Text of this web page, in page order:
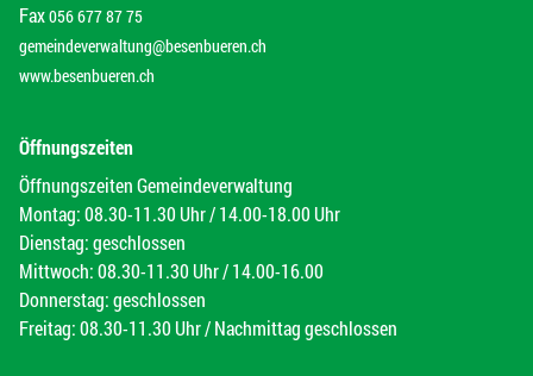
Fax056 677 87 75
gemeindeverwaltung@besenbueren.ch
www.besenbueren.ch
Öffnungszeiten
Öffnungszeiten Gemeindeverwaltung
Montag: 08.30-11.30 Uhr / 14.00-18.00 Uhr
Dienstag: geschlossen
Mittwoch: 08.30-11.30 Uhr / 14.00-16.00
Donnerstag: geschlossen
Freitag: 08.30-11.30 Uhr / Nachmittag geschlossen